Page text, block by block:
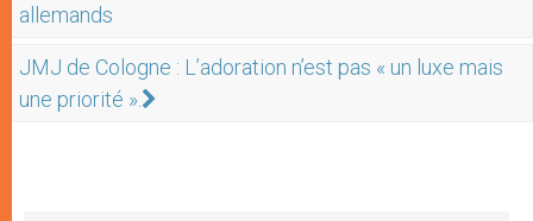
allemands
JMJ de Cologne : L’adoration n’est pas « un luxe mais
une priorité ».